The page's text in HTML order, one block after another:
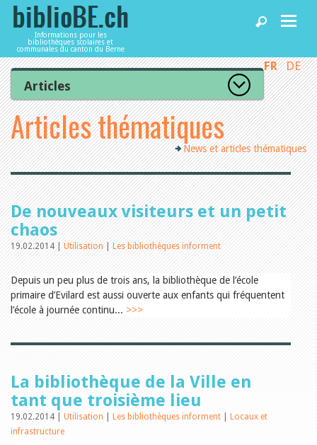
Informations pour les
bibliothèques scolaires et
communales du canton du Berne
Accueil
Articles
Bibliothèques
Agenda
Services
Utiliser biblioBE.ch
FR DE
Articles
Tous les articles
Articles recommandés
Les mieux notés
Catégories
L’Office de la culture informe
La Commission informe
Les bibliothèques informent
Organisation
Locaux et infrastructure
Collections
Utilisation
Finances
Personnel
Gestion de la qualité
Droit et politique
Relations publiques
Du monde entier
Tags
Manifestations
Formation et perfectionnement
Articles thématiques
News et articles thématiques
De nouveaux visiteurs et un petit
chaos
19.02.2014 |Utilisation|Les bibliothèques informent
Depuis un peu plus de trois ans, la bibliothèque de l’école
primaire d’Evilard est aussi ouverte aux enfants qui fréquentent
l’école à journée continu... >>>
La bibliothèque de la Ville en
tant que troisième lieu
19.02.2014 | Utilisation Les bibliothèques informent
Locaux et
infrastructure